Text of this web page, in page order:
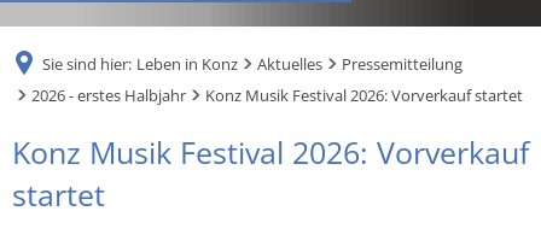
FR
TR
Sie sind hier: Leben in Konz Aktuelles
Pressemitteilung
2026 - erstes Halbjahr
Konz Musik Festival 2026: Vorverkauf startet
Konz Musik Festival 2026: Vorverkauf
startet